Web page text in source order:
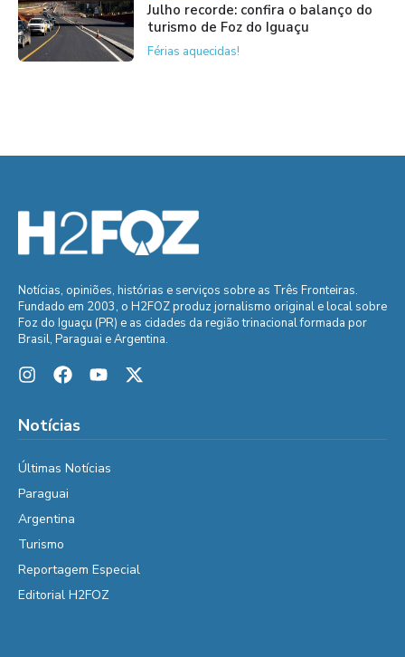
Julho recorde: confira o balanço do
turismo de Foz do Iguaçu
Férias aquecidas!
Notícias, opiniões, histórias e serviços sobre as Três Fronteiras.
Fundado em 2003, o H2FOZ produz jornalismo original e local sobre
Foz do Iguaçu (PR) e as cidades da região trinacional formada por
Brasil, Paraguai e Argentina.
Notícias
Últimas Notícias
Paraguai
Argentina
Turismo
Reportagem Especial
Editorial H2FOZ